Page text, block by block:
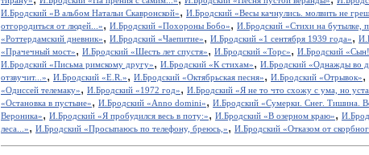
И.Бродский «В альбом Натальи Скавронской», И.Бродский «Весы качнулись. молвить не
отгородиться от людей...», И.Бродский «Похороны Бобо», И.Бродский «Стихи на бутылке,
«Роттердамский дневник», И.Бродский «Чаепитие», И.Бродский «1 сентября 1939 года»,
«Прачечный мост», И.Бродский «Шесть лет спустя», И.Бродский «Торс», И.Бродский «Сын!
И.Бродский «Письма римскому другу», И.Бродский «К стихам», И.Бродский «Однажды во
отзвучит...», И.Бродский «E.R.», И.Бродский «Октябрьская песня», И.Бродский «Отрывок»,
«Одиссей телемаку», И.Бродский «1972 год», И.Бродский «Я не то что схожу с ума, но
«Остановка в пустыне», И.Бродский «Anno domini», И.Бродский «Сумерки. Снег. Тишина.
Вероника», И.Бродский «Я пробудился весь в поту:», И.Бродский «В озерном краю»,
леса...», И.Бродский «Просыпаюсь по телефону, бреюсь,», И.Бродский «Отказом от